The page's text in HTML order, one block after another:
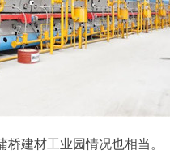
建材工业园情况也相当。